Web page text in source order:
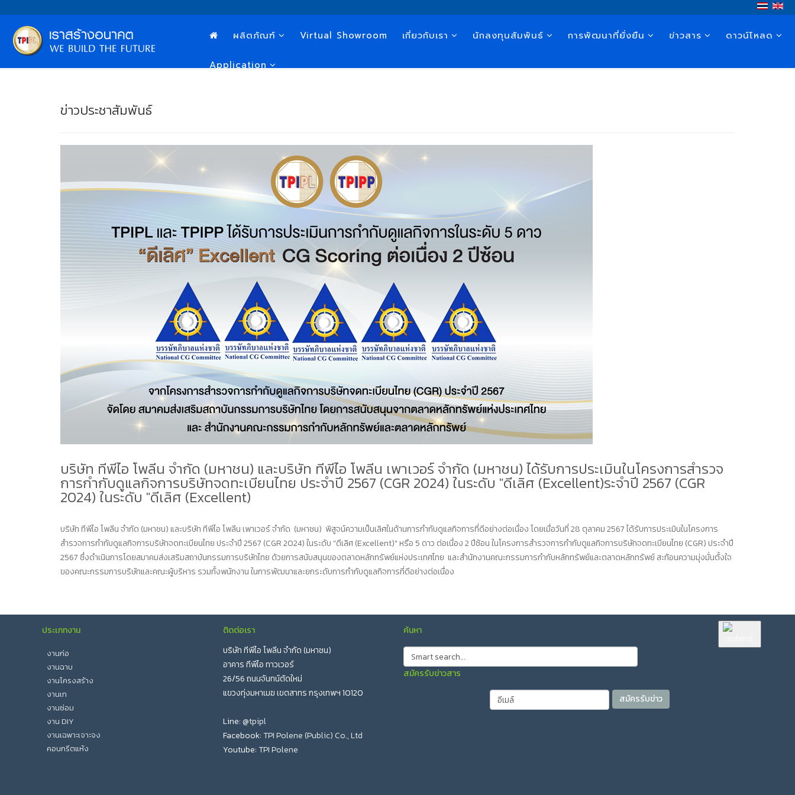
ผลิตภัณฑ์ Virtual Showroom เกี่ยวกับเรา นักลงทุนสัมพันธ์ การพัฒนาที่ยั่งยืน ข่าวสาร ดาวน์โหลด
Application
ข่าวประชาสัมพันธ์
บริษัท ทีพีไอ โพลีน จำกัด (มหาชน) และบริษัท ทีพีไอ โพลีน เพาเวอร์ จำกัด (มหาชน) ได้รับการประเมินในโครงการสำรวจ
การกำกับดูแลกิจการบริษัทจดทะเบียนไทย ประจำปี 2567 (CGR 2024) ในระดับ "ดีเลิศ (Excellent)ระจำปี 2567 (CGR
2024) ในระดับ "ดีเลิศ (Excellent)
บริษัท ทีพีไอ โพลีน จำกัด (มหาชน) และบริษัท ทีพีไอ โพลีน เพาเวอร์ จำกัด (มหาชน) พิสูจน์ความเป็นเลิศในด้านการกำกับดูแลกิจการที่ดีอย่างต่อเนื่อง โดยเมื่อวันที่ 28 ตุลาคม 2567 ได้รับการประเมินในโครงการ
สำรวจการกำกับดูแลกิจการบริษัทจดทะเบียนไทย ประจำปี 2567 (CGR 2024) ในระดับ "ดีเลิศ (Excellent)" หรือ 5 ดาว ต่อเนื่อง 2 ปีซ้อน ในโครงการสำรวจการกำกับดูแลกิจการบริษัทจดทะเบียนไทย (CGR) ประจำปี
2567 ซึ่งดำเนินการโดยสมาคมส่งเสริมสถาบันกรรมการบริษัทไทย ด้วยการสนับสนุนของตลาดหลักทรัพย์แห่งประเทศไทย และสำนักงานคณะกรรมการกำกับหลักทรัพย์และตลาดหลักทรัพย์ สะท้อนความมุ่งมั่นตั้งใจ
ของคณะกรรมการบริษัทและคณะผู้บริหาร รวมทั้งพนักงาน ในการพัฒนาและยกระดับการกำกับดูแลกิจการที่ดีอย่างต่อเนื่อง
ประเภทงาน
งานก่อ
งานฉาบ
งานโครงสร้าง
งานเท
งานซ่อม
งาน DIY
งานเฉพาะเจาะจง
คอนกรีตแห้ง
ติดต่อเรา
บริษัท ทีพีไอ โพลีน จำกัด (มหาชน)
อาคาร ทีพีไอ ทาวเวอร์
26/56 ถนนจันทน์ตัดใหม่
แขวงทุ่งมหาเมฆ เขตสาทร กรุงเทพฯ 10120
Line:@tpipl
Facebook:TPI Polene (Public) Co., Ltd
Youtube:TPI Polene
ค้นหา
สมัครรับข่าวสาร